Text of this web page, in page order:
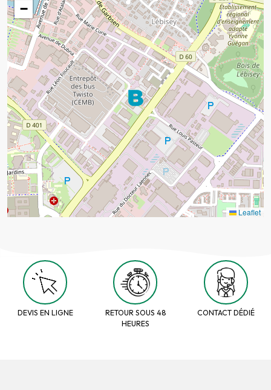
−
Leaflet
DEVIS EN LIGNE
RETOUR SOUS 48
HEURES
CONTACT DÉDIÉ